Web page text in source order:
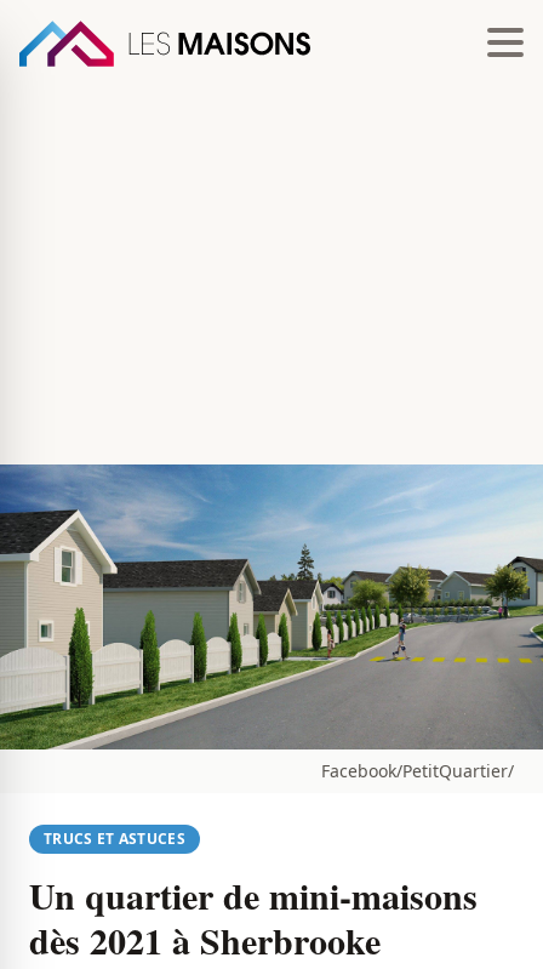
Facebook/PetitQuartier/
TRUCS ET ASTUCES
Un quartier de mini-maisons
dès 2021 à Sherbrooke